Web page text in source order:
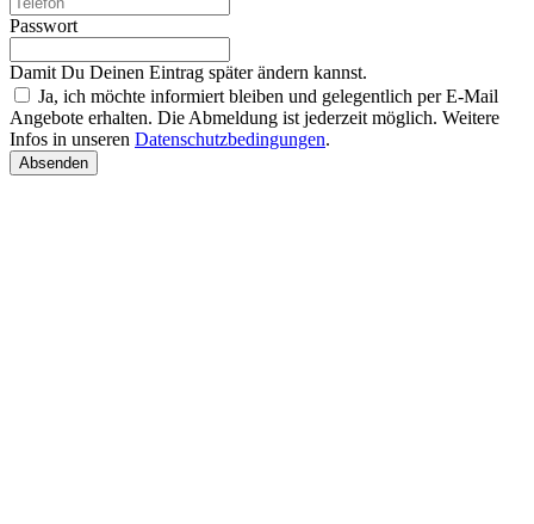
Passwort
Damit Du Deinen Eintrag später ändern kannst.
Ja, ich möchte informiert bleiben und gelegentlich per E-Mail
Angebote erhalten. Die Abmeldung ist jederzeit möglich. Weitere
Infos in unseren Datenschutzbedingungen.
Absenden